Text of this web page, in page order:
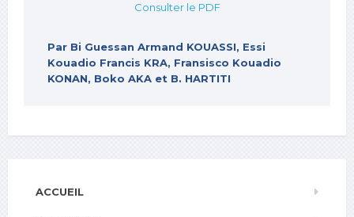
Consulter le PDF
Par Bi Guessan Armand KOUASSI, Essi
Kouadio Francis KRA, Fransisco Kouadio
KONAN, Boko AKA et B. HARTITI
ACCUEIL